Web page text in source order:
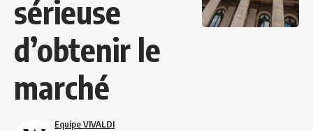
sérieuse
d’obtenir le
marché
Equipe VIVALDI